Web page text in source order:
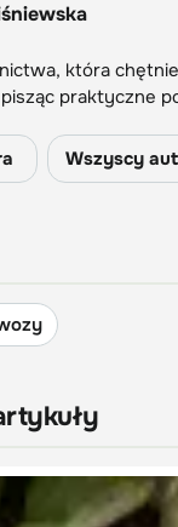
która
praktyczne
Wszyscy